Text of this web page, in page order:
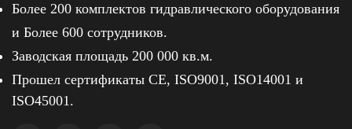
Более 200 комплектов гидравлического оборудования
и Более 600 сотрудников.
Заводская площадь 200 000 кв.м.
Прошел сертификаты CE, ISO9001, ISO14001 и
ISO45001.